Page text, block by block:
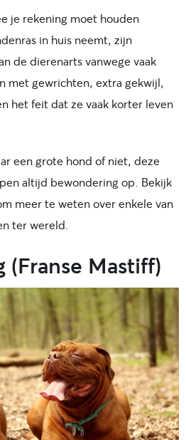
je rekening moet houden
in huis neemt, zijn
de dierenarts vanwege vaak
met gewrichten, extra gekwijl,
het feit dat ze vaak korter leven
een grote hond of niet, deze
altijd bewondering op. Bekijk
meer te weten over enkele van
ter wereld.
(Franse Mastiff)